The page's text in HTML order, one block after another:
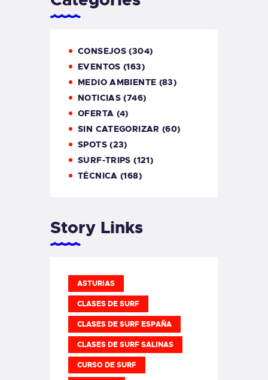
CONSEJOS (304)
EVENTOS (163)
MEDIO AMBIENTE (83)
NOTICIAS (746)
OFERTA (4)
SIN CATEGORIZAR (60)
SPOTS(23)
SURF-TRIPS (121)
TÉCNICA (168)
Story Links
ASTURIAS
CLASES DE SURF
CLASES DE SURF ESPAÑA
CLASES DE SURF SALINAS
CURSO DE SURF